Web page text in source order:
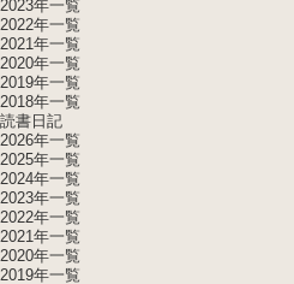
2023年一覧
2022年一覧
2021年一覧
2020年一覧
2019年一覧
2018年一覧
読書日記
2026年一覧
2025年一覧
2024年一覧
2023年一覧
2022年一覧
2021年一覧
2020年一覧
2019年一覧